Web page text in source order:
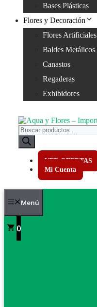
Bases Plásticas
Flores y Decoración
Flores Artificiales
Baldes Metálicos
Canastos
Regaderas
Exhibidores
Búsqueda
de
productos
VER OFERTAS
Mi Cuenta
Menú
0